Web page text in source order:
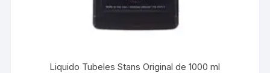
Liquido Tubeles Stans Original de 1000 ml